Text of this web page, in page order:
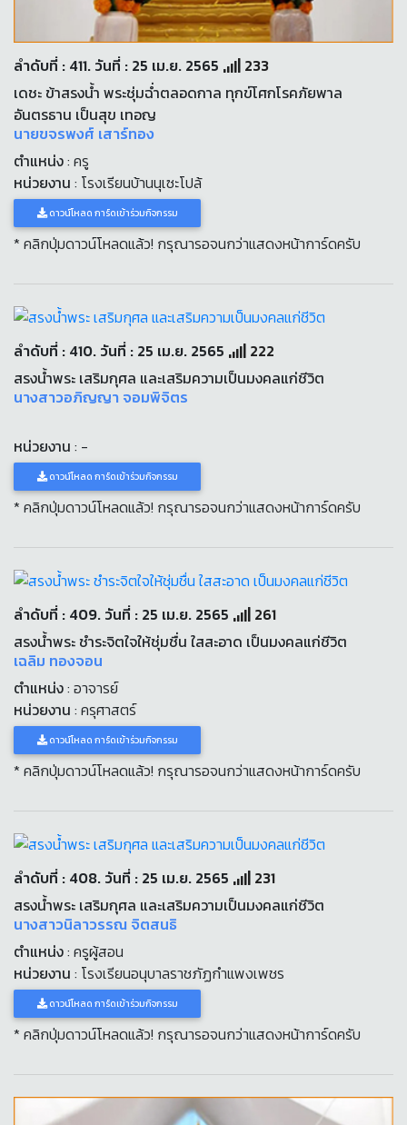
ลำดับที่ : 411. วันที่ : 25 เม.ย. 2565
233
เดชะ ข้าสรงน้ำ พระชุ่มฉ่ำตลอดกาล ทุกข์โศกโรคภัยพาล
อันตรธาน เป็นสุข เทอญ
นายขจรพงศ์ เสาร์ทอง
ตำแหน่ง: ครู
หน่วยงาน : โรงเรียนบ้านนุเซะโปล้
ดาวน์โหลด การ์ดเข้าร่วมกิจกรรม
* คลิกปุ่มดาวน์โหลดแล้ว! กรุณารอจนกว่าแสดงหน้าการ์ดครับ
ลำดับที่ : 410. วันที่ : 25 เม.ย. 2565
222
สรงน้ำพระ เสริมกุศล และเสริมความเป็นมงคลแก่ชีวิต
นางสาวอภิญญา จอมพิจิตร
หน่วยงาน : -
ดาวน์โหลด การ์ดเข้าร่วมกิจกรรม
* คลิกปุ่มดาวน์โหลดแล้ว! กรุณารอจนกว่าแสดงหน้าการ์ดครับ
ลำดับที่ : 409. วันที่ : 25 เม.ย. 2565
261
สรงน้ำพระ ชำระจิตใจให้ชุ่มชื่น ใสสะอาด เป็นมงคลแก่ชีวิต
เฉลิม ทองจอน
ตำแหน่ง: อาจารย์
หน่วยงาน : ครุศาสตร์
ดาวน์โหลด การ์ดเข้าร่วมกิจกรรม
* คลิกปุ่มดาวน์โหลดแล้ว! กรุณารอจนกว่าแสดงหน้าการ์ดครับ
ลำดับที่ : 408. วันที่ : 25 เม.ย. 2565
231
สรงน้ำพระ เสริมกุศล และเสริมความเป็นมงคลแก่ชีวิต
นางสาวนิลาวรรณ จิตสนธิ
ตำแหน่ง: ครูผู้สอน
หน่วยงาน : โรงเรียนอนุบาลราชภัฏกำแพงเพชร
ดาวน์โหลด การ์ดเข้าร่วมกิจกรรม
* คลิกปุ่มดาวน์โหลดแล้ว! กรุณารอจนกว่าแสดงหน้าการ์ดครับ